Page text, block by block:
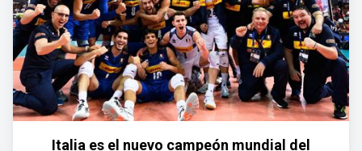
Italia es el nuevo campeón mundial del